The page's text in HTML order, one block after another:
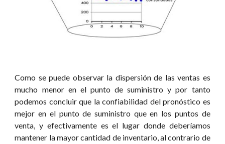
Como se puede observar la dispersión de las ventas es
mucho menor en el punto de suministro y por tanto
podemos concluir que la confiabilidad del pronóstico es
mejor en el punto de suministro que en los puntos de
venta, y efectivamente es el lugar donde deberíamos
mantener la mayor cantidad de inventario, al contrario de